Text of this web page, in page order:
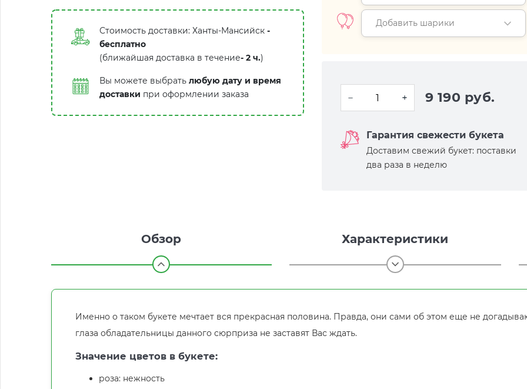
Стоимость доставки: Ханты-Мансийск -
бесплатно
(ближайшая доставка в течение- 2 ч.)
Вы можете выбрать любую дату и время
доставки при оформлении заказа
Добавить шарики
9 190 руб.
Гарантия свежести букета
Доставим свежий букет: поставки
два раза в неделю
Обзор Характеристики
Именно о таком букете мечтает вся прекрасная половина. Правда, они сами об этом еще не
глаза обладательницы данного сюрприза не заставят Вас ждать.
Значение цветов в букете:
роза: нежность